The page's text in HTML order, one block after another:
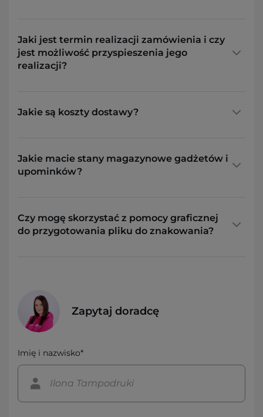
Jaki jest termin realizacji zamówienia i czy
jest możliwość przyspieszenia jego
realizacji?
Jakie są koszty dostawy?
Jakie macie stany magazynowe gadżetów i
upominków?
Czy mogę skorzystać z pomocy graficznej
do przygotowania pliku do znakowania?
Zapytaj doradcę
Imię i nazwisko*